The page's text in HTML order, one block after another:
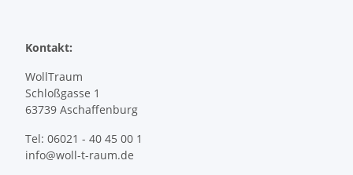
Kontakt:
WollTraum
Schloßgasse 1
63739 Aschaffenburg
Tel: 06021 - 40 45 00 1
info@woll-t-raum.de